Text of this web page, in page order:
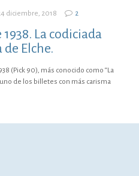
diciembre, 2018 2
La codiciada
de Elche.
(Pick 90), más conocido como “La
de los billetes con más carisma